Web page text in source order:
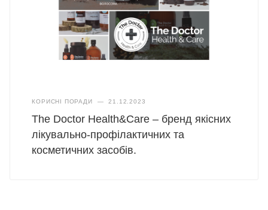
КОРИСНІ ПОРАДИ — 21.12.2023
The Doctor Health&Care – бренд якісних
лікувально-профілактичних та
косметичних засобів.